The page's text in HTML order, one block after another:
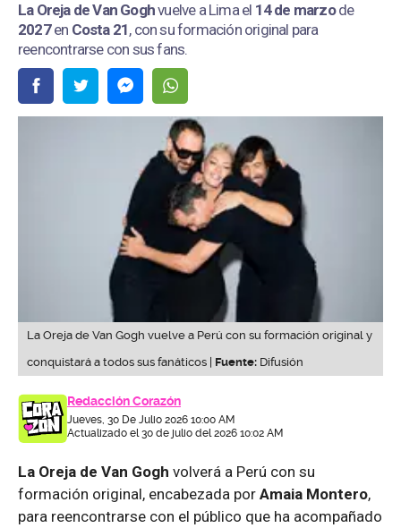
La Oreja de Van Goghvuelve a Lima el 14 de marzode
2027en Costa 21, con su formación original para
reencontrarse con sus fans.
La Oreja de Van Gogh vuelve a Perú con su formación original y
conquistará a todos sus fanáticos | Fuente: Difusión
Redacción Corazón
Jueves, 30 De Julio 2026 10:00 AM
Actualizado el 30 de julio del 2026 10:02 AM
La Oreja de Van Gogh volverá a Perú con su
formación original, encabezada por Amaia Montero,
para reencontrarse con el público que ha acompañado